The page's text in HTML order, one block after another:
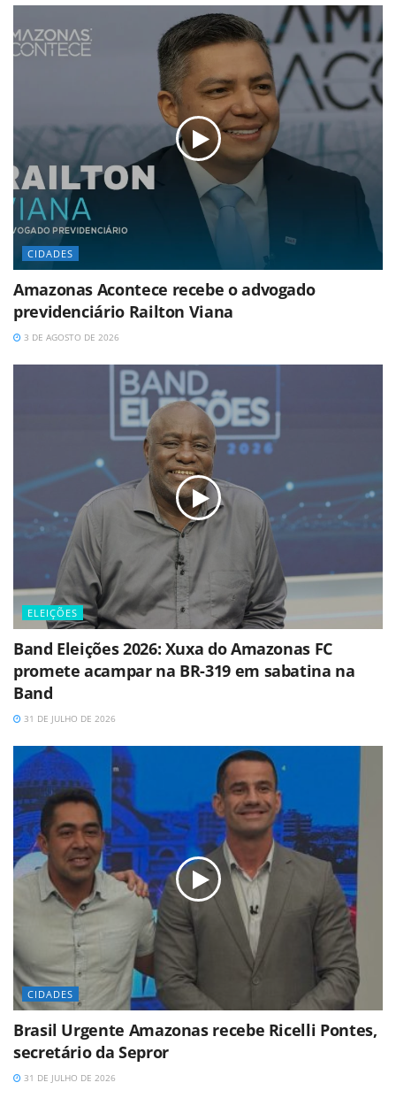
CIDADES
Amazonas Acontece recebe o advogado
previdenciário Railton Viana
3 DE AGOSTO DE 2026
ELEIÇÕES
Band Eleições 2026: Xuxa do Amazonas FC
promete acampar na BR-319 em sabatina na
Band
31 DE JULHO DE 2026
CIDADES
Brasil Urgente Amazonas recebe Ricelli Pontes,
secretário da Sepror
31 DE JULHO DE 2026